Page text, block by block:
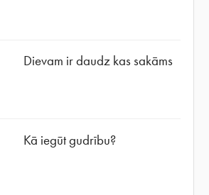
Dievam ir daudz kas sakāms
Kā iegūt gudrību?